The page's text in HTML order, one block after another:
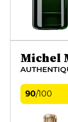
Michel
90/100